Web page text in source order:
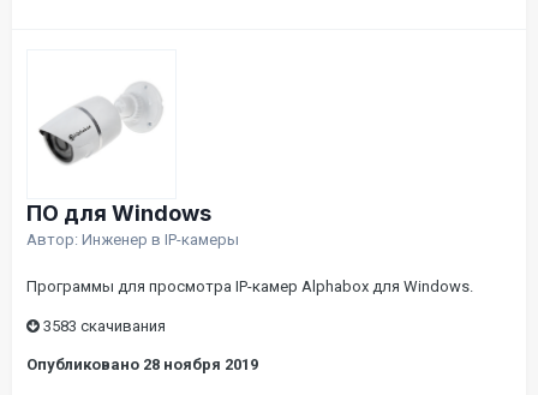
ПО для Windows
Автор: Инженер в IP-камеры
Программы для просмотра IP-камер Alphabox для Windows.
3583 скачивания
Опубликовано 28 ноября 2019